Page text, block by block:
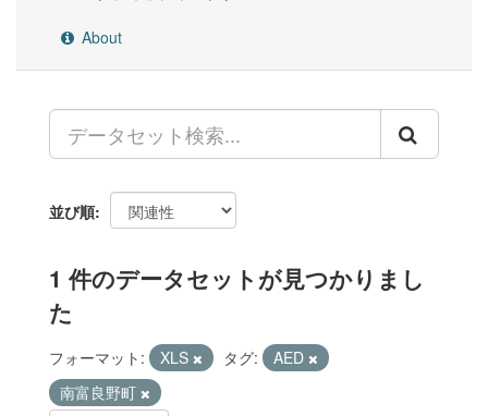
About
並び順
1 件のデータセットが見つかりまし
た
フォーマット: XLS タグ:
AED
南富良野町